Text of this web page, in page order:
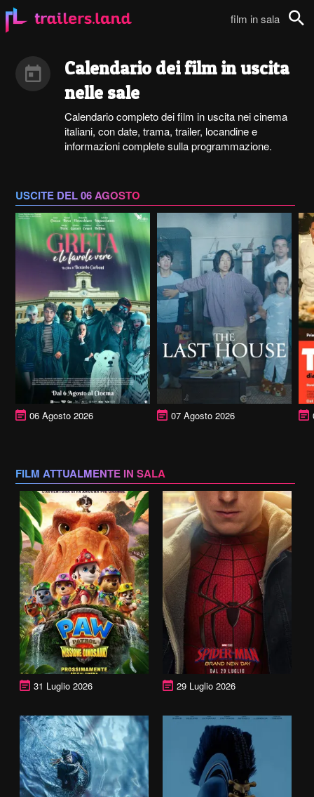
film in sala
Calendario dei film in uscita
nelle sale
Calendario completo dei film in uscita nei cinema
italiani, con date, trama, trailer, locandine e
informazioni complete sulla programmazione.
USCITE DEL 06 AGOSTO
06 Agosto 2026 07 Agosto 2026
FILM ATTUALMENTE IN SALA
31 Luglio 2026 29 Luglio 2026